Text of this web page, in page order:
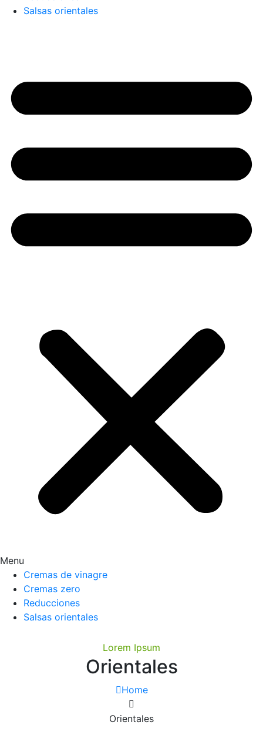
Salsas orientales
Menu
Cremas de vinagre
Cremas zero
Reducciones
Salsas orientales
Lorem Ipsum
Orientales
Home
Orientales